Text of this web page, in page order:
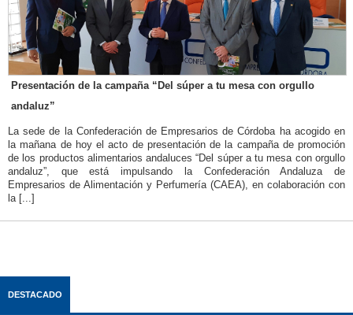
Presentación de la campaña “Del súper a tu mesa con orgullo
andaluz”
La sede de la Confederación de Empresarios de Córdoba ha acogido en
la mañana de hoy el acto de presentación de la campaña de promoción
de los productos alimentarios andaluces “Del súper a tu mesa con orgullo
andaluz”, que está impulsando la Confederación Andaluza de
Empresarios de Alimentación y Perfumería (CAEA), en colaboración con
la [...]
DESTACADO